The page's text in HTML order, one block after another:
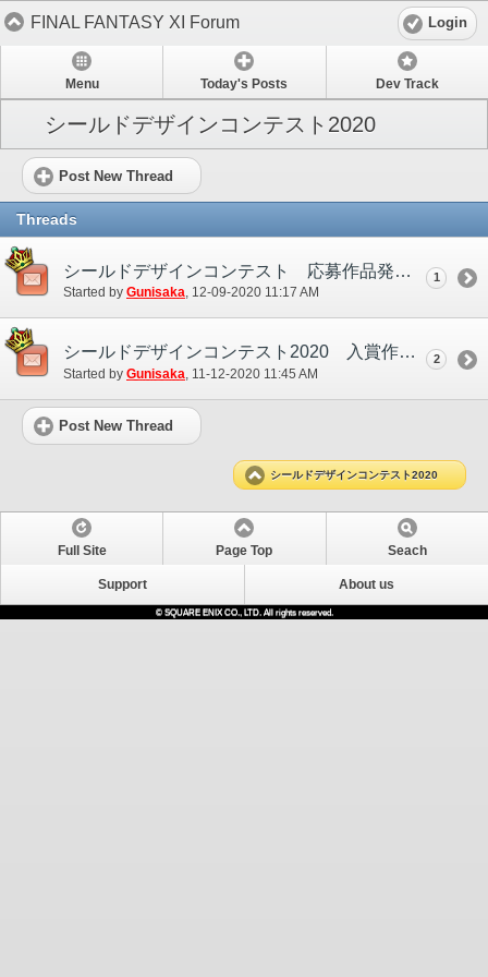
FINAL FANTASY XI Forum Login
Menu Today's Posts Dev Track
シールドデザインコンテスト2020
Post New Thread
Threads
シールドデザインコンテスト 応募作品発表！
Started by Gunisaka‎, 12-09-2020 11:17 AM
1
シールドデザインコンテスト2020 入賞作品発表！
Started by Gunisaka ‎, 11-12-2020 11:45 AM
2
Post New Thread
シールドデザインコンテスト2020
Full Site Page Top Seach
Support About us
© SQUARE ENIX CO., LTD. All rights reserved.